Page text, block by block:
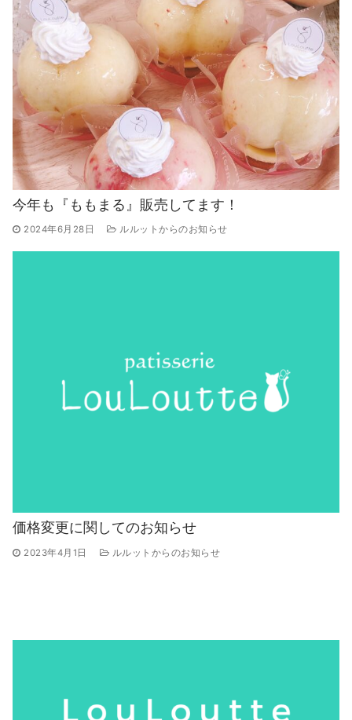
今年も『ももまる』販売してます！
2024年6月28日 ルルットからのお知らせ
価格変更に関してのお知らせ
2023年4月1日 ルルットからのお知らせ